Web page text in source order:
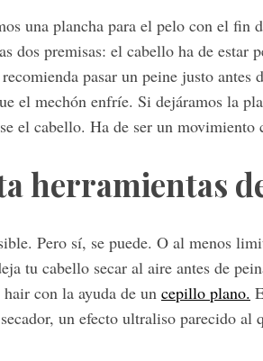
una plancha para el pelo con el fin
dos premisas: el cabello ha de estar
pasar un peine justo antes
el mechón enfríe. Si dejáramos la
el cabello. Ha de ser un
herramientas
Pero sí, se puede. O al menos
tu cabello secar al aire antes de
con la ayuda de un cepillo plano.
un efecto ultraliso parecido al